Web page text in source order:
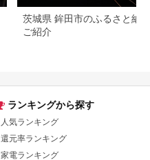
茨城県 鉾田市のふるさと納
ご紹介
ランキングから探す
人気ランキング
還元率ランキング
家電ランキング